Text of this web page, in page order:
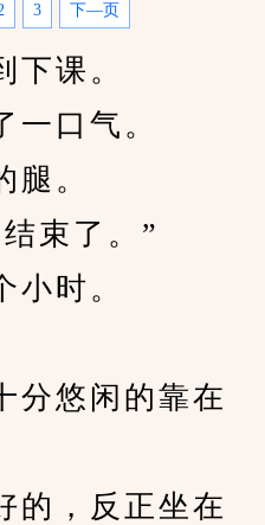
3 下—页
课。
口气。
。
束了。”
时。
悠闲的靠在
，反正坐在